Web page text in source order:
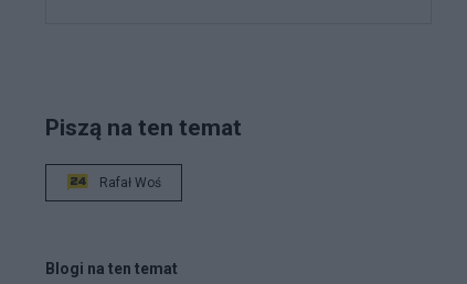
Piszą na ten temat
Rafał Woś
Blogi na ten temat